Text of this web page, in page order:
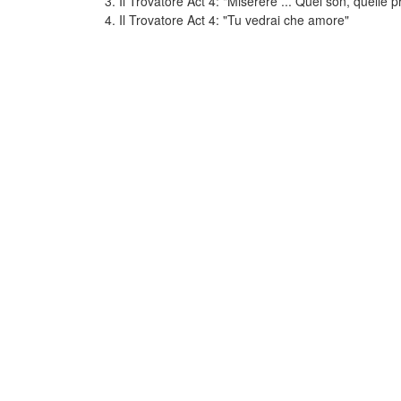
4. Il Trovatore Act 4: "Tu vedrai che amore"